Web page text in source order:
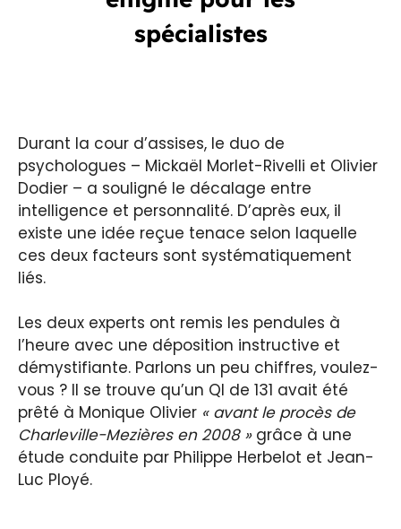
spécialistes
Durant la cour d’assises, le duo de
psychologues – Mickaël Morlet-Rivelli et Olivier
Dodier – a souligné le décalage entre
intelligence et personnalité. D’après eux, il
existe une idée reçue tenace selon laquelle
ces deux facteurs sont systématiquement
liés.
Les deux experts ont remis les pendules à
l’heure avec une déposition instructive et
démystifiante. Parlons un peu chiffres, voulez-
vous ? Il se trouve qu’un QI de 131 avait été
prêté à Monique Olivier « avant le procès de
Charleville-Mezières en 2008 »grâce à une
étude conduite par Philippe Herbelot et Jean-
Luc Ployé.